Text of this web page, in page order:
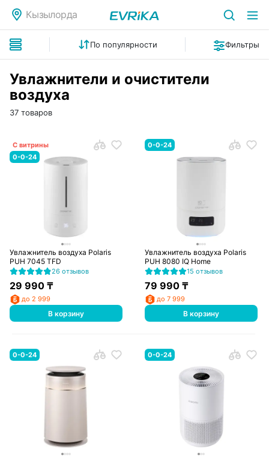
Кызылорда
По популярности Фильтры
Увлажнители и очистители
воздуха
37 товаров
С витрины
0-0-24
Увлажнитель воздуха Polaris
PUH 7045 TFD
26 отзывов
29 990₸
до 2 999
В корзину
0-0-24
Увлажнитель воздуха Polaris
PUH 8080 IQ Home
15 отзывов
79 990 ₸
до 7 999
В корзину
0-0-24 0-0-24